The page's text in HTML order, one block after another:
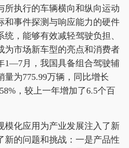
所执行的车辆横向和纵向运动
和事件探测与响应能力的硬件
，能够有效减轻驾驶负担、
为市场新车型的亮点和消费者
1—7月，我国具备组合驾驶辅
为775.99万辆，同比增长
，较上一年增加了6.5个百
模化应用为产业发展注入了新
新的问题和挑战：一是产品性